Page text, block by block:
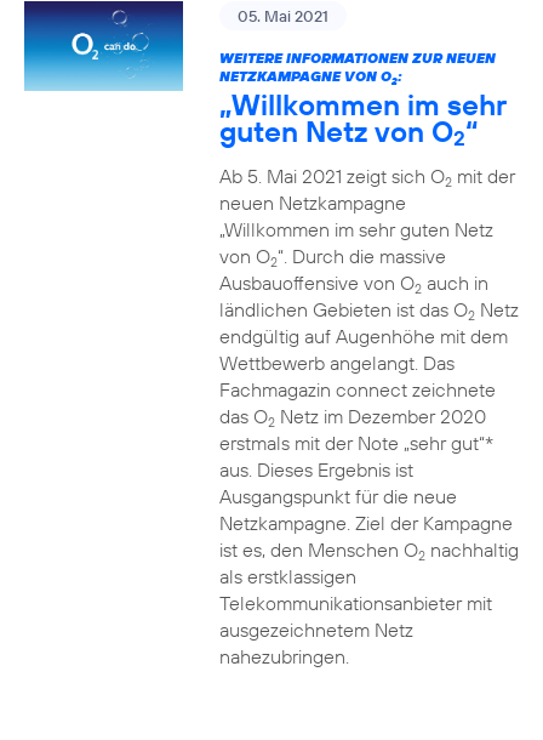
05. Mai 2021
WEITERE INFORMATIONEN ZUR NEUEN
NETZKAMPAGNE VON O2:
„Willkommen im sehr
guten Netz von O2“
Ab 5. Mai 2021 zeigt sich O2mit der
neuen Netzkampagne
„Willkommen im sehr guten Netz
von O2“. Durch die massive
Ausbauoffensive von O2auch in
ländlichen Gebieten ist das O2Netz
endgültig auf Augenhöhe mit dem
Wettbewerb angelangt. Das
Fachmagazin connect zeichnete
das O2Netz im Dezember 2020
erstmals mit der Note „sehr gut“*
aus. Dieses Ergebnis ist
Ausgangspunkt für die neue
Netzkampagne. Ziel der Kampagne
ist es, den Menschen O2nachhaltig
als erstklassigen
Telekommunikationsanbieter mit
ausgezeichnetem Netz
nahezubringen.